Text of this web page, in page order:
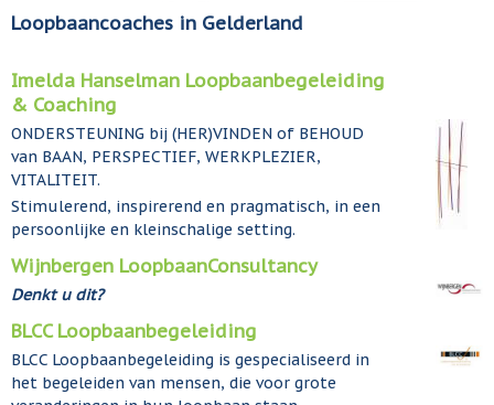
Loopbaancoaches in Gelderland
Imelda Hanselman Loopbaanbegeleiding
& Coaching
ONDERSTEUNING bij (HER)VINDEN of BEHOUD
van BAAN, PERSPECTIEF, WERKPLEZIER,
VITALITEIT.
Stimulerend, inspirerend en pragmatisch, in een
persoonlijke en kleinschalige setting.
Wijnbergen LoopbaanConsultancy
Denkt u dit?
BLCC Loopbaanbegeleiding
BLCC Loopbaanbegeleiding is gespecialiseerd in
het begeleiden van mensen, die voor grote